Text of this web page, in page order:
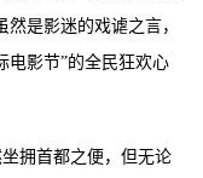
是影迷的戏谑之言，
电影节”的全民狂欢心
拥首都之便，但无论